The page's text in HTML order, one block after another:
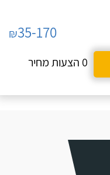
₪35-170
0 הצעות מחיר